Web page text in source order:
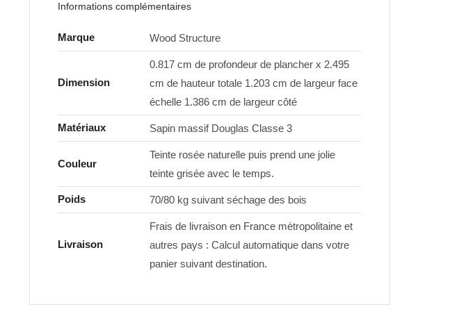
Informations complémentaires
Marque Wood Structure
Dimension
0.817 cm de profondeur de plancher x 2.495
cm de hauteur totale 1.203 cm de largeur face
échelle 1.386 cm de largeur côté
Matériaux Sapin massif Douglas Classe 3
Couleur
Teinte rosée naturelle puis prend une jolie
teinte grisée avec le temps.
Poids 70/80 kg suivant séchage des bois
Livraison
Frais de livraison en France métropolitaine et
autres pays : Calcul automatique dans votre
panier suivant destination.